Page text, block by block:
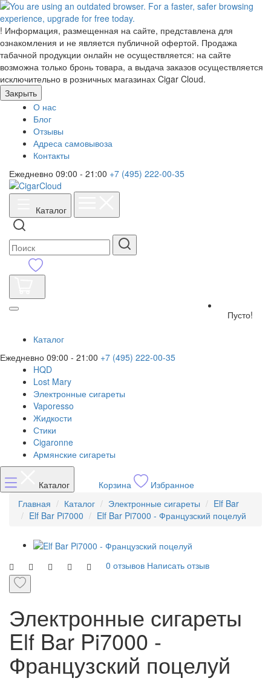
! Информация, размещенная на сайте, представлена для
ознакомления и не является публичной офертой. Продажа
табачной продукции онлайн не осуществляется: на сайте
возможна только бронь товара, а выдача заказов осуществляется
исключительно в розничных магазинах Cigar Cloud.
Закрыть
О нас
Блог
Отзывы
Адреса самовывоза
Контакты
Ежедневно 09:00 - 21:00 +7 (495) 222-00-35
Каталог
Пусто!
Каталог
Ежедневно 09:00 - 21:00 +7 (495) 222-00-35
HQD
Lost Mary
Электронные сигареты
Vaporesso
Жидкости
Стики
Cigaronne
Армянские сигареты
Каталог Корзина
Избранное
Главная
Каталог Электронные сигареты
Elf Bar
Elf Bar Pi7000
Elf Bar Pi7000 - Французский поцелуй
0 отзывов Написать отзыв
Электронные сигареты
Elf Bar Pi7000 -
Французский поцелуй